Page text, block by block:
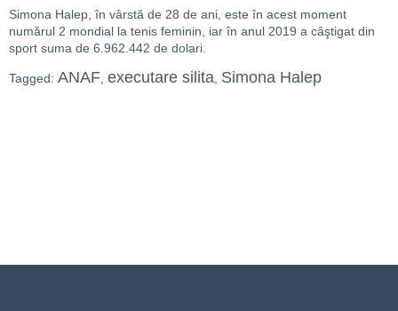
Simona Halep, în vârstă de 28 de ani, este în acest moment
numărul 2 mondial la tenis feminin, iar în anul 2019 a câştigat din
sport suma de 6.962.442 de dolari.
Tagged: ANAF executare silita Simona Halep